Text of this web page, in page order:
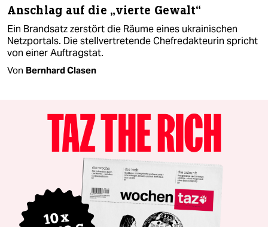
Anschlag auf die „vierte Gewalt“
Ein Brandsatz zerstört die Räume eines ukrainischen
Netzportals. Die stellvertretende Chefredakteurin spricht
von einer Auftragstat.
Von Bernhard Clasen